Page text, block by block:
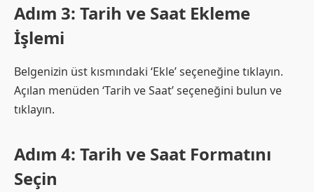
Adım 3: Tarih ve Saat Ekleme
İşlemi
Belgenizin üst kısmındaki ‘Ekle’ seçeneğine tıklayın.
Açılan menüden ‘Tarih ve Saat’ seçeneğini bulun ve
tıklayın.
Adım 4: Tarih ve Saat Formatını
Seçin